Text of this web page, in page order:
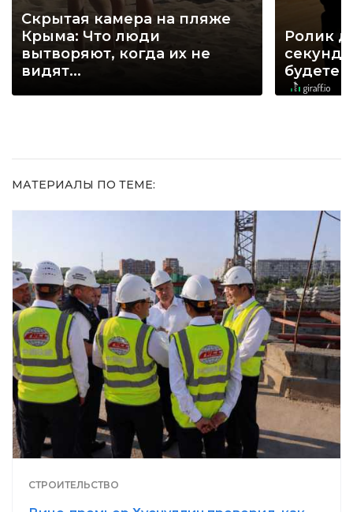
Скрытая камера на пляже
Крыма: Что люди
вытворяют, когда их не
видят...
Ролик
секунд,
будете
МАТЕРИАЛЫ ПО ТЕМЕ:
СТРОИТЕЛЬСТВО